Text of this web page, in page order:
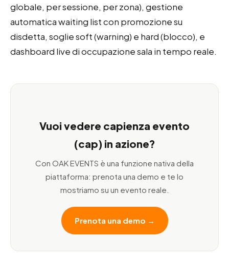
globale, per sessione, per zona), gestione
automatica waiting list con promozione su
disdetta, soglie soft (warning) e hard (blocco), e
dashboard live di occupazione sala in tempo reale.
Vuoi vedere capienza evento
(cap) in azione?
Con OAK EVENTS è una funzione nativa della
piattaforma: prenota una demo e te lo
mostriamo su un evento reale.
Prenota una demo →